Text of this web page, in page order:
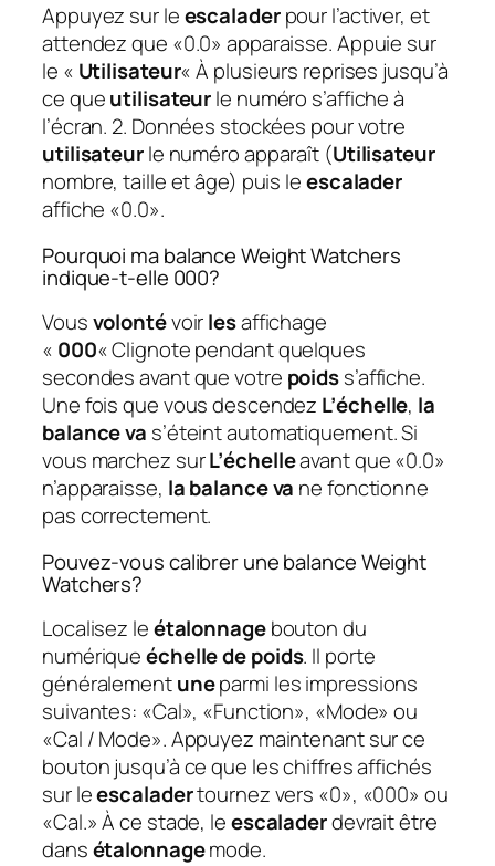
Appuyez sur leescaladerpour l’activer, et
attendez que «0.0» apparaisse. Appuie sur
le « Utilisateur« À plusieurs reprises jusqu’à
ce queutilisateurle numéro s’affiche à
l’écran. 2. Données stockées pour votre
utilisateurle numéro apparaît (Utilisateur
nombre, taille et âge) puis leescalader
affiche «0.0».
Pourquoi ma balance Weight Watchers
indique-t-elle 000?
Vousvolontévoirlesaffichage
« 000« Clignote pendant quelques
secondes avant que votre poidss’affiche.
Une fois que vous descendez L’échelle, la
balance va s’éteint automatiquement. Si
vous marchez surL’échelleavant que «0.0»
n’apparaisse, la balance va ne fonctionne
pas correctement.
Pouvez-vous calibrer une balance Weight
Watchers?
Localisez leétalonnagebouton du
numériqueéchelle de poids. Il porte
généralementuneparmi les impressions
suivantes: «Cal», «Function», «Mode» ou
«Cal / Mode». Appuyez maintenant sur ce
bouton jusqu’à ce que les chiffres affichés
sur leescaladertournez vers «0», «000» ou
«Cal.» À ce stade, leescaladerdevrait être
dansétalonnagemode.